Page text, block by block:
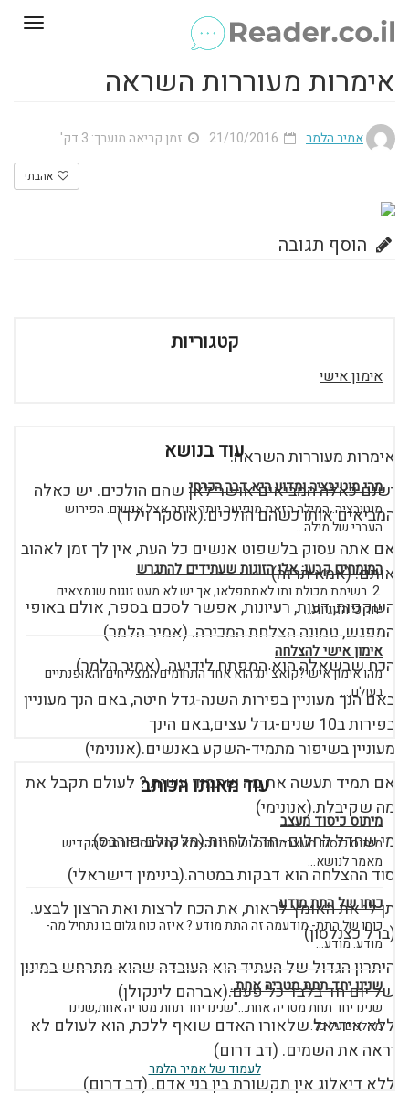
אימרות מעוררות השראה
אמיר הלמר זמן קריאה מוערך: 3 דק'
אהבתי
אימרות מעוררות השראה.
ישנם כאלה המביאים אושר לאן שהם הולכים. יש כאלה
המביאים אותו כשהם הולכים.(אוסקר וילד)
אם אתה עסוק בלשפוט אנשים כל העת, אין לך זמן לאהוב
אותם. (אמא תרזה)
השקפות, דעות, רעיונות, אפשר לסכם בספר, אולם באופי
המפגש, טמונה הצלחת המכירה. (אמיר הלמר)
הכח שבשאלה הוא המפתח לידיעה. (אמיר הלמר)
באם הנך מעוניין בפירות השנה-גדל חיטה, באם הנך מעוניין
בפירות ב10 שנים-גדל עצים,באם הינך
מעוניין בשיפור מתמיד-השקע באנשים.(אנונימי)
אם תמיד תעשה את מה שתמיד עשית ? לעולם תקבל את
מה שקיבלת.(אנונימי)
מי שחדל לחלום- חדל לחיות.(מלקולם פורבס)
סוד ההצלחה הוא דבקות במטרה.(בינימין דישראלי)
תן לי את האומץ לראות, את הכח לרצות ואת הרצון לבצע.
(ברל כצנלסון)
היתרון הגדול של העתיד הוא העובדה שהוא מתרחש במינון
של יום חד בלבד כל פעם.(אברהם לינקולן)
ללא אידיאל שלאורו האדם שואף ללכת, הוא לעולם לא
יראה את השמים. (דב דרום)
ללא דיאלוג אין תקשורת בין בני אדם. (דב דרום)
הוסף תגובה
קטגוריות
אימון אישי
עוד בנושא
מהי מוטיבציה ומדוע היא דבר הכרחי
מוטיבציה. המילה הזאת מופיעה יותר ויותר אצל אנשים. הפירוש
העברי של מילה...
המומחים קבעו: אלו הזוגות שעתידים להתגרש
2. רשימת מכולת ותו לאתתפלאו, אך יש לא מעט זוגות שנמצאים
יחד כי הזוגיות...
אימון אישי להצלחה
מהו אימון אישי?קואצ'ינג הוא אחד התחומים המצליחים והאופנתיים
בעולם....
עוד מאותו הכותב
מיתוס כיסוד מעצב
מיתוס כיסוד מעצבמיתוס ושיברו והצמא למיתוסבחרתי להקדיש
מאמר לנושא...
כוחו של התת מודע
כוחו של התת- מודעמה זה התת מודע ? איזה כוח גלום בו.נתחיל מה-
מודע. מודע...
שנינו יחד תחת מטריה אחת..
שנינו יחד תחת מטריה אחת..."שנינו יחד תחת מטריה אחת,שנינו
מדלגים על כל...
לעמוד של אמיר הלמר